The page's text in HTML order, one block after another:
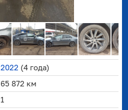
2022 (4 года)
65 872 км
1